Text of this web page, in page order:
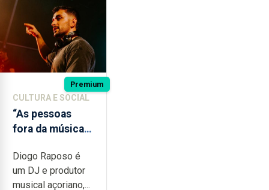
Premium
CULTURA E SOCIAL
“As pessoas
fora da música
do quão difícil é
produzir uma
Diogo Raposo é
um DJ e produtor
musical açoriano,...